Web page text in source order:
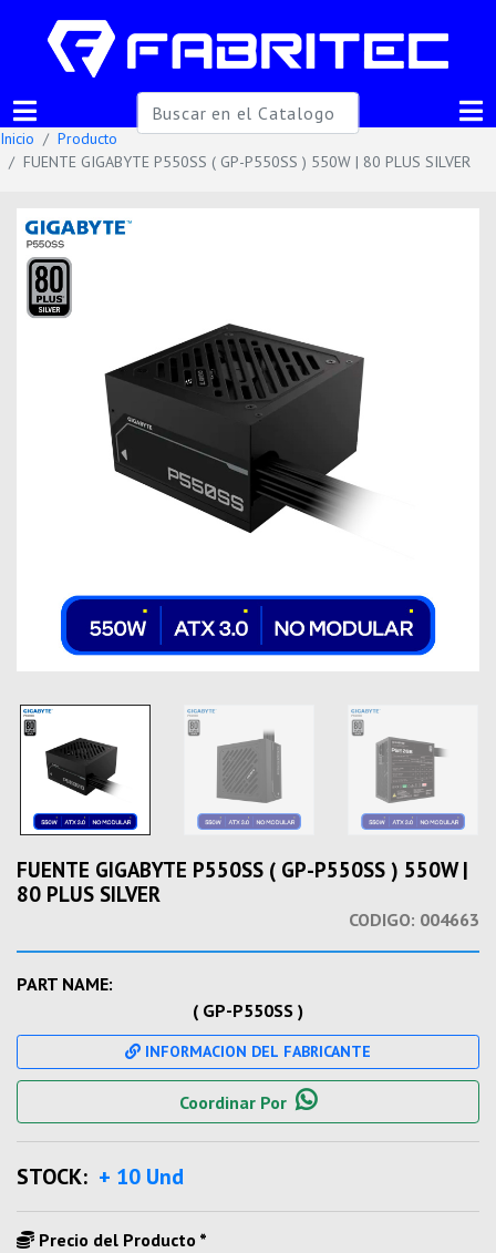
Inicio
Producto
FUENTE GIGABYTE P550SS ( GP-P550SS ) 550W | 80 PLUS SILVER
FUENTE GIGABYTE P550SS ( GP-P550SS ) 550W |
80 PLUS SILVER
CODIGO: 004663
PART NAME:
( GP-P550SS )
INFORMACION DEL FABRICANTE
Coordinar Por
STOCK: + 10 Und
Precio del Producto *